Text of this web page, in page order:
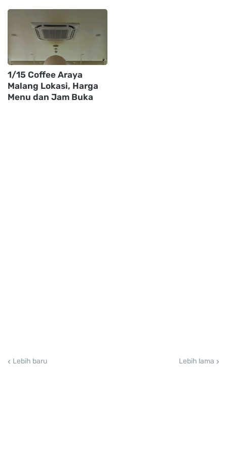
1/15 Coffee Araya
Malang Lokasi, Harga
Menu dan Jam Buka
Lebih baru Lebih lama